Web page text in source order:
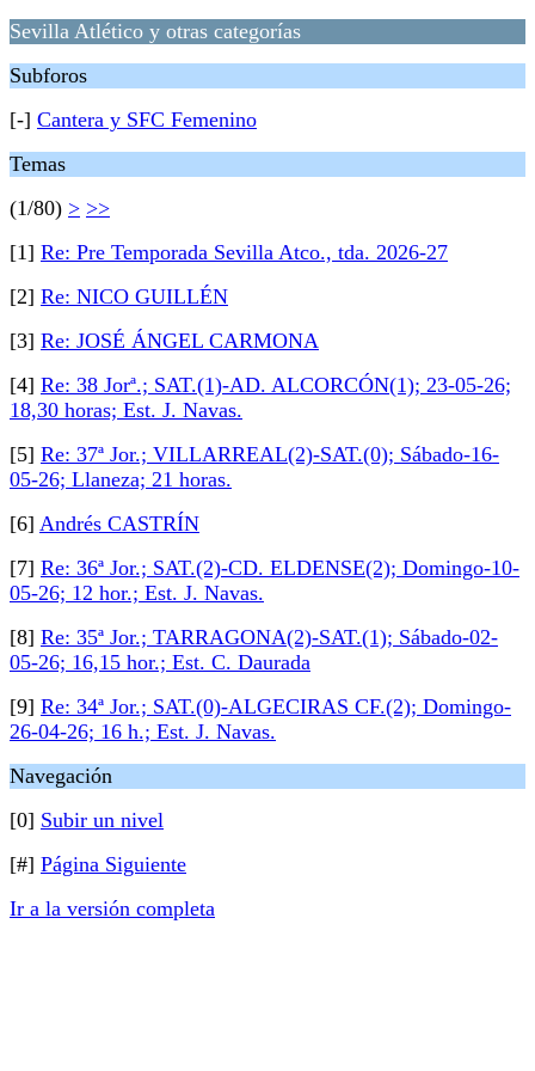
Sevilla Atlético y otras categorías
Subforos
[-] Cantera y SFC Femenino
Temas
(1/80) > >>
[1] Re: Pre Temporada Sevilla Atco., tda. 2026-27
[2] Re: NICO GUILLÉN
[3] Re: JOSÉ ÁNGEL CARMONA
[4] Re: 38 Jorª.; SAT.(1)-AD. ALCORCÓN(1); 23-05-26;
18,30 horas; Est. J. Navas.
[5] Re: 37ª Jor.; VILLARREAL(2)-SAT.(0); Sábado-16-
05-26; Llaneza; 21 horas.
[6] Andrés CASTRÍN
[7] Re: 36ª Jor.; SAT.(2)-CD. ELDENSE(2); Domingo-10-
05-26; 12 hor.; Est. J. Navas.
[8] Re: 35ª Jor.; TARRAGONA(2)-SAT.(1); Sábado-02-
05-26; 16,15 hor.; Est. C. Daurada
[9] Re: 34ª Jor.; SAT.(0)-ALGECIRAS CF.(2); Domingo-
26-04-26; 16 h.; Est. J. Navas.
Navegación
[0] Subir un nivel
[#] Página Siguiente
Ir a la versión completa